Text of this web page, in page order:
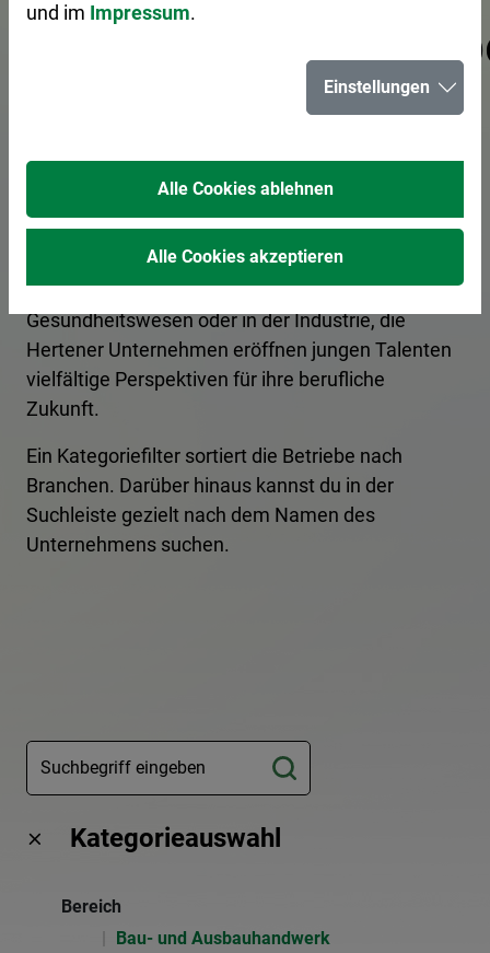
In Herten bieten zahlreiche Unternehmen
spannende Ausbildungsplätze und
Praktikumsmöglichkeiten für angehende
Fachkräfte an. Ob im Handwerk, im
Gesundheitswesen oder in der Industrie, die
Hertener Unternehmen eröffnen jungen Talenten
vielfältige Perspektiven für ihre berufliche
Zukunft.
Ein Kategoriefilter sortiert die Betriebe nach
Branchen. Darüber hinaus kannst du in der
Suchleiste gezielt nach dem Namen des
Unternehmens suchen.
Kategorieauswahl
Bereich
Bau- und Ausbauhandwerk
und im Impressum.
Einstellungen
Alle Cookies ablehnen
Alle Cookies akzeptieren